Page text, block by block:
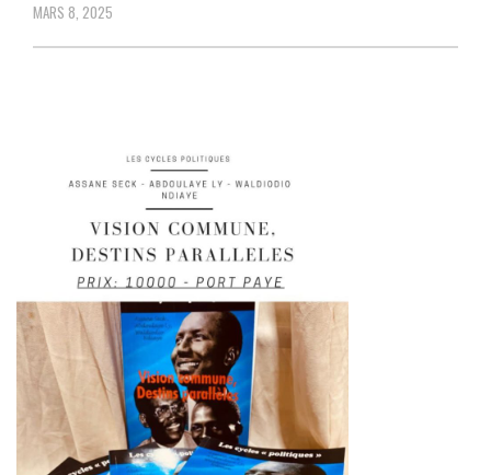
MARS 8, 2025